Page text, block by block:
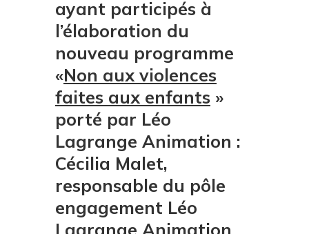
ayant participés à
l’élaboration du
nouveau programme
«Non aux violences
faites aux enfants »
porté par Léo
Lagrange Animation :
Cécilia Malet,
responsable du pôle
engagement Léo
Lagrange Animation